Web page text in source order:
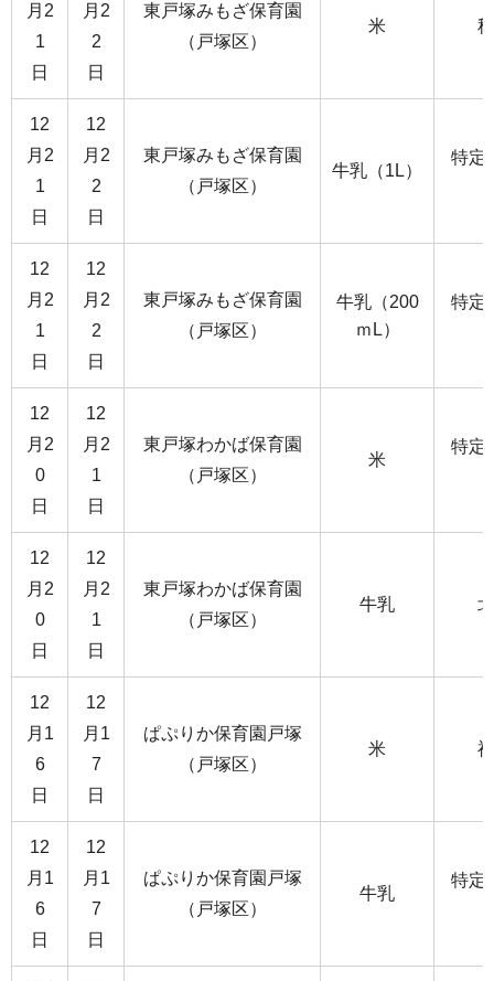
月2
1
日
月2
2
日
東戸塚みもざ保育園
（戸塚区）
米
12
月2
1
日
12
月2
2
日
東戸塚みもざ保育園
（戸塚区）
牛乳（1L）
特定
12
月2
1
日
12
月2
2
日
東戸塚みもざ保育園
（戸塚区）
牛乳（200
ｍL）
特定
12
月2
0
日
12
月2
1
日
東戸塚わかば保育園
（戸塚区）
米
特定
12
月2
0
日
12
月2
1
日
東戸塚わかば保育園
（戸塚区）
牛乳
12
月1
6
日
12
月1
7
日
ぱぷりか保育園戸塚
（戸塚区）
米
12
月1
6
日
12
月1
7
日
ぱぷりか保育園戸塚
（戸塚区）
牛乳
特定